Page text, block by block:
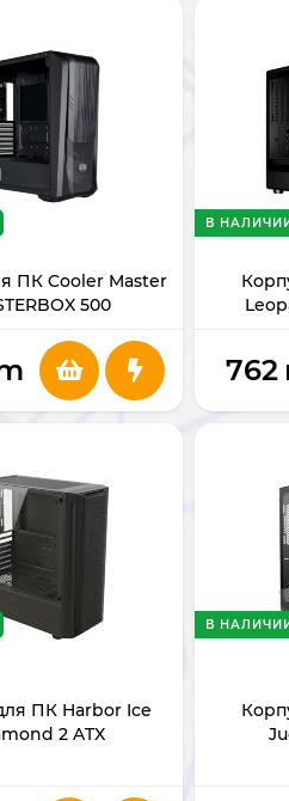
ПК Cooler Master
500
В
762
ПК Harbor Ice
2 ATX
В